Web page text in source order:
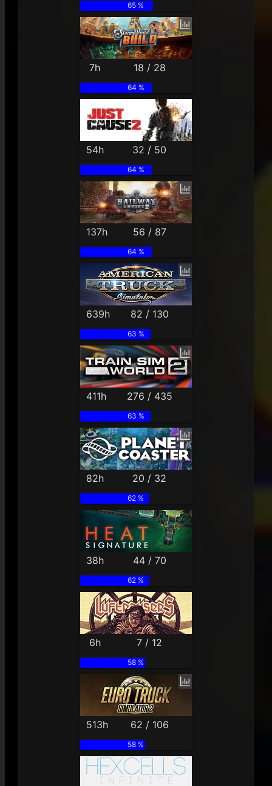
65 %
7h 18 / 28
64 %
54h 32 / 50
64 %
137h 56 / 87
64 %
639h 82 / 130
63 %
411h 276 / 435
63 %
82h 20 / 32
62 %
38h 44 / 70
62 %
6h 7 / 12
58 %
513h 62 / 106
58 %